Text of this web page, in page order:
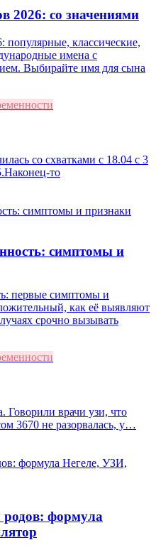
2026: со значениями
популярные, классические,
имена с
Выбирайте имя для сына
со схватками с 18.04 с 3
то
симптомы и
первые симптомы и
как её выявляют
срочно вызывать
Говорили врачи узи, что
3670 не разорвалась, у…
родов: формула